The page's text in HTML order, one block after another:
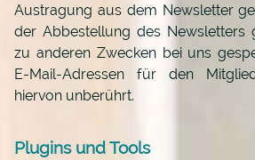
Austragung aus dem Newsletter
der Abbestellung des Newsletters
zu anderen Zwecken bei uns
E-Mail-Adressen für den
hiervon unberührt.
Plugins und Tools